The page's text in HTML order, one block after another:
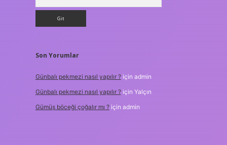
Son Yorumlar
Günbalı pekmezi nasıl yapılır ?için admin
Günbalı pekmezi nasıl yapılır ?için Yalçın
Gümüş böceği çoğalır mı ?için admin